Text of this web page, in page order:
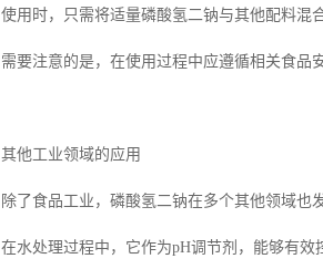
使用时，只需将适量磷酸氢二钠与其他配料混
需要注意的是，在使用过程中应遵循相关食品
其他工业领域的应用
除了食品工业，磷酸氢二钠在多个其他领域也
在水处理过程中，它作为pH调节剂，能够有效